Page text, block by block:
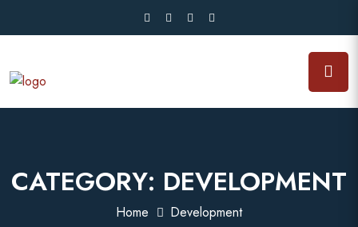
CATEGORY: DEVELOPMENT
Home Development